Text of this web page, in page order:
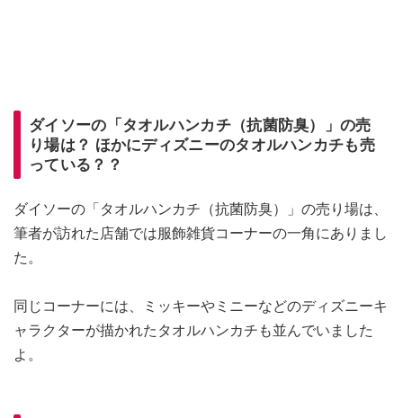
ダイソーの「タオルハンカチ（抗菌防臭）」の売
り場は？ ほかにディズニーのタオルハンカチも売
っている？？
ダイソーの「タオルハンカチ（抗菌防臭）」の売り場は、
筆者が訪れた店舗では服飾雑貨コーナーの一角にありまし
た。
同じコーナーには、ミッキーやミニーなどのディズニーキ
ャラクターが描かれたタオルハンカチも並んでいました
よ。